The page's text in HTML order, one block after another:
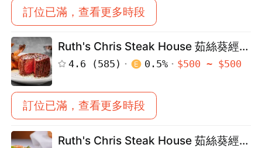
訂位已滿，查看更多時段
Ruth's Chris Steak House 茹絲葵經典
牛排館（大直店）
4.6 (585 ) 0.5% $500 ~ $500
訂位已滿，查看更多時段
Ruth's Chris Steak House 茹絲葵經典